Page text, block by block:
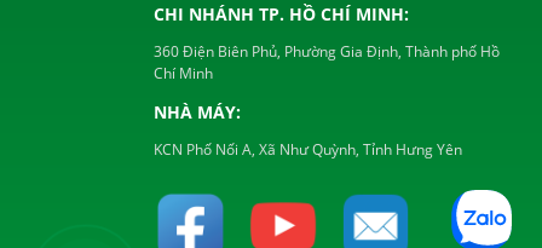
CHI NHÁNH TP. HỒ CHÍ MINH:
360 Điện Biên Phủ, Phường Gia Định, Thành phố Hồ
Chí Minh
NHÀ MÁY:
KCN Phố Nối A, Xã Như Quỳnh, Tỉnh Hưng Yên